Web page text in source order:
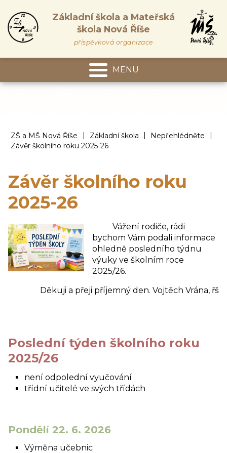
Základní škola a Mateřská
škola Nová Říše
příspěvková organizace
MENU
ZŠ a MŠ Nová Říše | Základní škola | Nepřehlédněte
|
Závěr školního roku 2025-26
Závěr školního roku
2025-26
Vážení rodiče, rádi
bychom Vám podali informace
ohledně posledního týdnu
výuky ve školním roce
2025/26.
Děkuji a přeji příjemný den. Vojtěch Vrána, řš
Poslední týden školního roku
2025/26
není odpolední vyučování
třídní učitelé ve svých třídách
Pondělí 22. 6. 2026
Výměna učebnic